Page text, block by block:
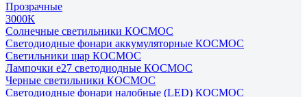
Прозрачные
3000К
Солнечные светильники КОСМОС
Светодиодные фонари аккумуляторные КОСМОС
Светильники шар КОСМОС
Лампочки е27 светодиодные КОСМОС
Черные светильники КОСМОС
Светодиодные фонари налобные (LED) КОСМОС